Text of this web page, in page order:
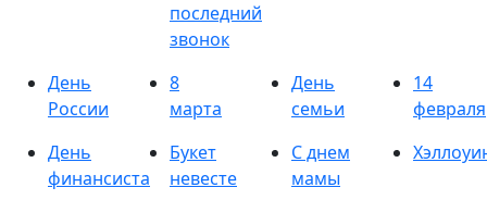
последний
звонок
День
России
8
марта
День
семьи
14
февраля
День
финансиста
Букет
невесте
С днем
мамы